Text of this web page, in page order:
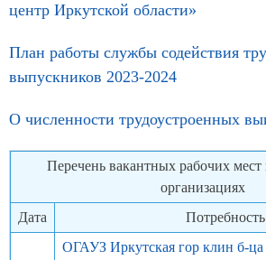
центр Иркутской области»
План работы службы содействия
выпускников 2023-2024
О численности трудоустроенных
Перечень вакантных рабочих
организациях
Дата
Потребность
ОГАУЗ Иркутская гор клин б-